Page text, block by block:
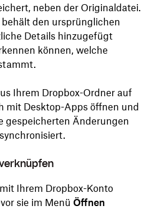
neben der Originaldatei.
den ursprünglichen
Details hinzugefügt
können, welche
Ihrem Dropbox-Ordner auf
mit Desktop-Apps öffnen und
gespeicherten Änderungen
Ihrem Dropbox-Konto
sie im Menü Öffnen